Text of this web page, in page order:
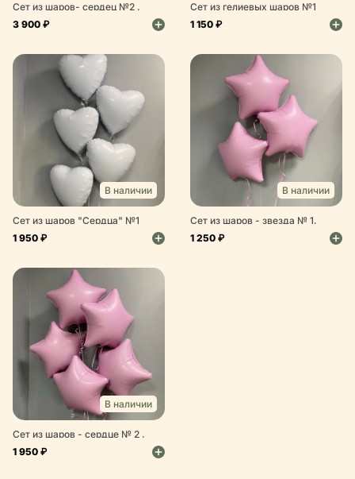
Сет из шаров- сердец №2 ,
розовый
3 900 ₽
Сет из гелиевых шаров №1
1 150 ₽
В наличии
Сет из шаров "Сердца" №1
белый
1 950 ₽
В наличии
Сет из шаров - звезда № 1,
розовый
1 250 ₽
В наличии
Сет из шаров - сердце № 2 ,
розовый
1 950 ₽